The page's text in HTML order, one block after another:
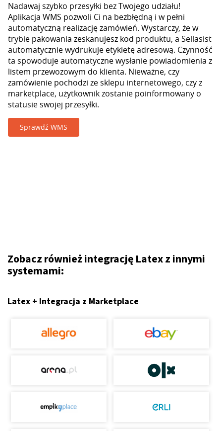
Nadawaj szybko przesyłki bez Twojego udziału!
Aplikacja WMS pozwoli Ci na bezbłędną i w pełni
automatyczną realizację zamówień. Wystarczy, że w
trybie pakowania zeskanujesz kod produktu, a Sellasist
automatycznie wydrukuje etykietę adresową. Czynność
ta spowoduje automatyczne wysłanie powiadomienia z
listem przewozowym do klienta. Nieważne, czy
zamówienie pochodzi ze sklepu internetowego, czy z
marketplace, użytkownik zostanie poinformowany o
statusie swojej przesyłki.
Sprawdź WMS
Zobacz również integrację Latex z innymi
systemami:
Latex + Integracja z Marketplace